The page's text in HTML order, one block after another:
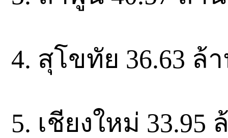
4. สุโขทัย 36.63 ล้
5. เชียงใหม่ 33.95